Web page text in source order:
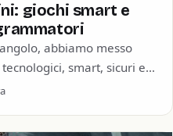
giochi smart e
abbiamo messo
smart, sicuri e